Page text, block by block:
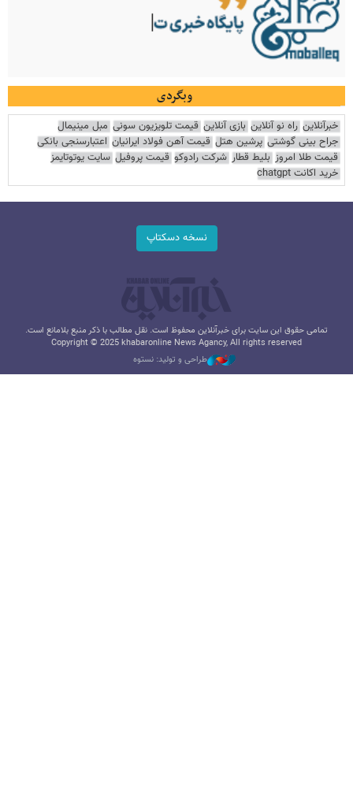
وبگردی
خبرآنلاین راه نو آنلاین بازی آنلاین قیمت تلویزیون سونی مبل مینیمال
جراح بینی گوشتی پرشین هتل قیمت آهن فولاد ایرانیان اعتبارسنجی بانکی
قیمت طلا امروز بلیط قطار شرکت رادوکو قیمت پروفیل سایت یوتوتایمز
خرید اکانت chatgpt
نسخه دسکتاپ
تمامی حقوق این سایت برای خبرآنلاین محفوظ است. نقل مطالب با ذکر منبع بلامانع است.
Copyright © 2025 khabaronline News Agancy, All rights reserved
طراحی و تولید: نستوه